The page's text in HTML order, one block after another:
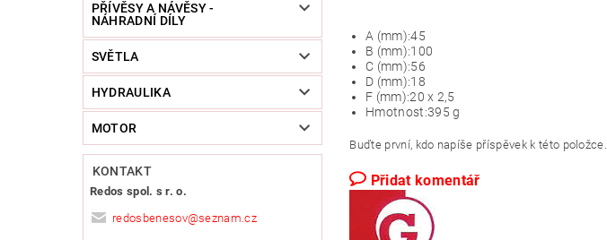
PŘÍVĚSY A NÁVĚSY -
NÁHRADNÍ DÍLY
SVĚTLA
HYDRAULIKA
MOTOR
KONTAKT
Redos spol. s r. o.
redosbenesov@seznam.cz
A (mm):45
B (mm):100
C (mm):56
D (mm):18
F (mm):20 x 2,5
Hmotnost:395 g
Buďte první, kdo napíše příspěvek k této položce.
Přidat komentář